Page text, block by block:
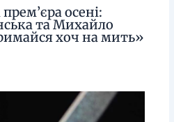
осені:
та Михайло
хоч на мить»